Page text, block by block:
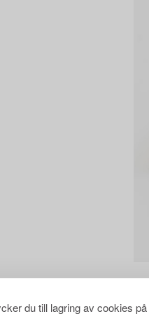
du till lagring av cookies